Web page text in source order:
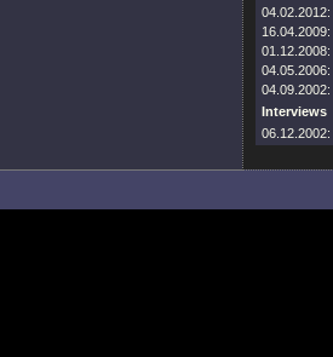
04.02.2012:
16.04.2009:
01.12.2008:
04.05.2006:
04.09.2002:
Interviews
06.12.2002: